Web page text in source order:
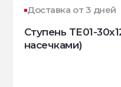
Доставка от 3 дней
Ступень TE01-
насечками)